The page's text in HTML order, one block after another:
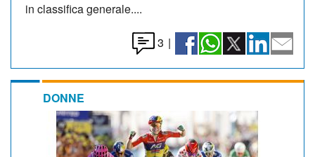
in classifica generale....
3 |
DONNE